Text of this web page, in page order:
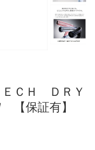
ＣＨ ＤＲＹ
保証有】